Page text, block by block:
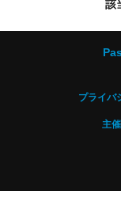
該
プライバ
主